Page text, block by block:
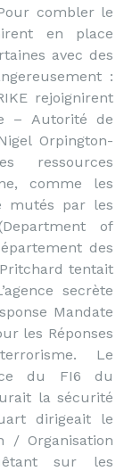
combler le
en place
avec des
:
rejoignirent
– Autorité de
Orpington-
ressources
comme les
mutés par les
of
des
tentait
secrète
Mandate
les Réponses
Le
du FI6 du
la sécurité
dirigeait le
/ Organisation
sur les